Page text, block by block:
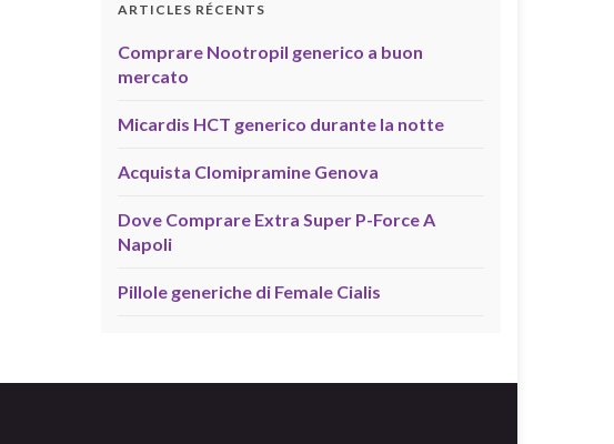
ARTICLES RÉCENTS
Comprare Nootropil generico a buon
mercato
Micardis HCT generico durante la notte
Acquista Clomipramine Genova
Dove Comprare Extra Super P-Force A
Napoli
Pillole generiche di Female Cialis